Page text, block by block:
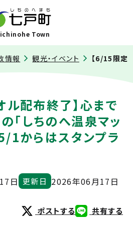
Town
情報 観光・イベント 【6/15限定
ル配布終了】心まで
「しちのへ温泉マッ
1からはスタンプラ
日 更新日 2026年06月17日
ポストする 共有する